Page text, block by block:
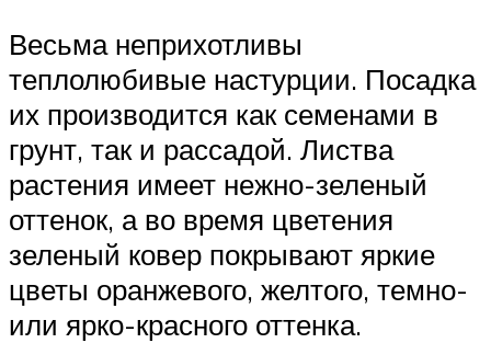
Весьма неприхотливы
теплолюбивые настурции. Посадка
их производится как семенами в
грунт, так и рассадой. Листва
растения имеет нежно-зеленый
оттенок, а во время цветения
зеленый ковер покрывают яркие
цветы оранжевого, желтого, темно-
или ярко-красного оттенка.